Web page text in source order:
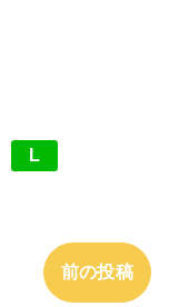
L
前の投稿